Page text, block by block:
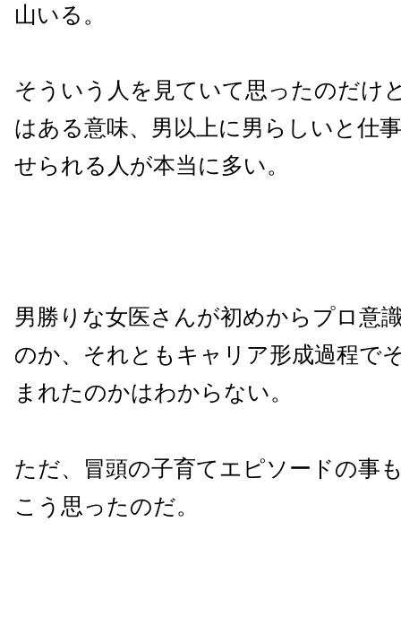
山いる。
そういう人を見ていて思ったのだけ
はある意味、男以上に男らしいと仕
せられる人が本当に多い。
男勝りな女医さんが初めからプロ意
のか、それともキャリア形成過程で
まれたのかはわからない。
ただ、冒頭の子育てエピソードの事
こう思ったのだ。